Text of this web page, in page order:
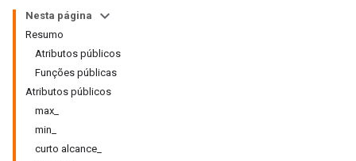
Nesta página
Resumo
Atributos públicos
Funções públicas
Atributos públicos
max_
min_
curto alcance_